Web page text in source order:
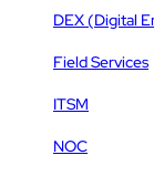
DEX (Digital
Field Services
ITSM
NOC